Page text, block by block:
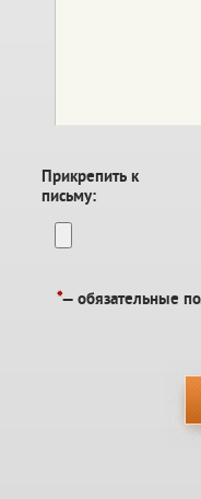
Прикрепить к
письму:
*— обязательные